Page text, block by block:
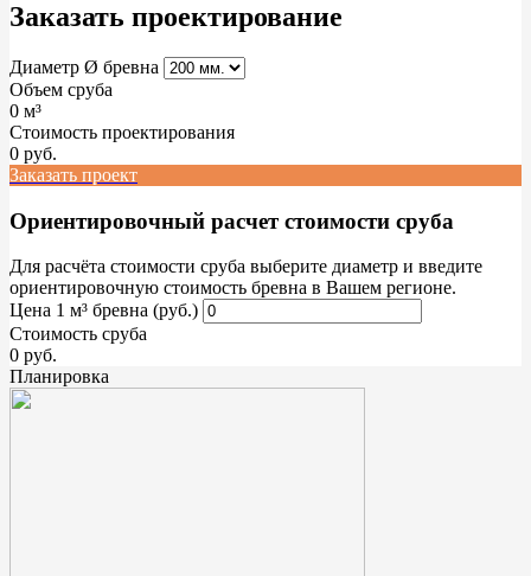
Заказать проектирование
Диаметр Ø бревна
Объем сруба
0 м³
Стоимость проектирования
0 pуб.
Заказать проект
Ориентировочный расчет стоимости сруба
Для расчёта стоимости сруба выберите диаметр и введите
ориентировочную стоимость бревна в Вашем регионе.
Цена 1 м³ бревна (руб.)
Стоимость сруба
0 руб.
Планировка